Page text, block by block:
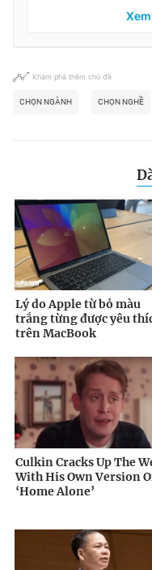
Khám phá thêm chủ đề
CHỌN NGÀNH CHỌN NGHỀ